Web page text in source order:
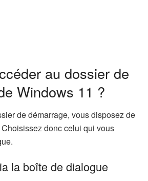
au dossier de
Windows 11 ?
de démarrage, vous disposez de
donc celui qui vous
la boîte de dialogue